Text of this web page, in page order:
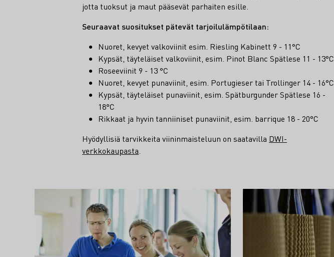
jotta tuoksut ja maut pääsevät parhaiten esille.
Seuraavat suositukset pätevät tarjoilulämpötilaan:
Nuoret, kevyet valkoviinit esim. Riesling Kabinett 9 - 11°C
Kypsät, täyteläiset valkoviinit, esim. Pinot Blanc Spätlese 11 - 13°C
Roseeviinit 9 - 13 °C
Nuoret, kevyet punaviinit, esim. Portugieser tai Trollinger 14 - 16°C
Kypsät, täyteläiset punaviinit, esim. Spätburgunder Spätlese 16 -
18°C
Rikkaat ja hyvin tanniiniset punaviinit, esim. barrique 18 - 20°C
Hyödyllisiä tarvikkeita viininmaisteluun on saatavilla DWI-
verkkokaupasta